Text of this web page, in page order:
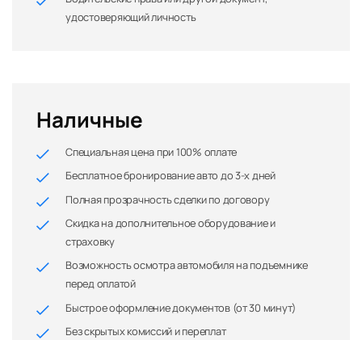
удостоверяющий личность
Наличные
Специальная цена при 100% оплате
Бесплатное бронирование авто до 3-х дней
Полная прозрачность сделки по договору
Скидка на дополнительное оборудование и
страховку
Возможность осмотра автомобиля на подъемнике
перед оплатой
Быстрое оформление документов (от 30 минут)
Без скрытых комиссий и переплат